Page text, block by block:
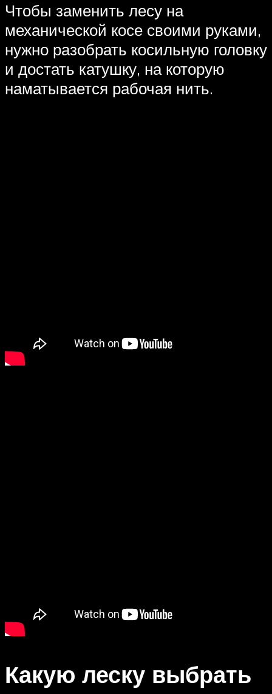
Чтобы заменить лесу на
механической косе своими руками,
нужно разобрать косильную головку
и достать катушку, на которую
наматывается рабочая нить.
Какую леску выбрать